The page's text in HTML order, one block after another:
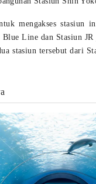
mengakses stasiun
Blue Line dan Stasiun
stasiun tersebut dari